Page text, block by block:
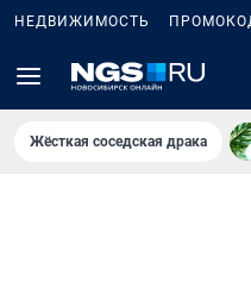
НЕДВИЖИМОСТЬ
Жёсткая соседская драка